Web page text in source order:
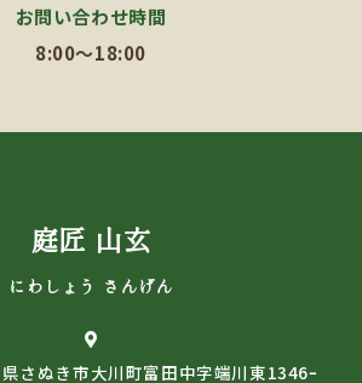
お問い合わせ時間
8:00～18:00
庭匠 山玄
にわしょう さんげん
さぬき市大川町富田中字端川東1346ｰ